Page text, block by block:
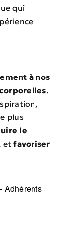
qui
à nos
.
plus
le
, etfavoriser
Adhérents